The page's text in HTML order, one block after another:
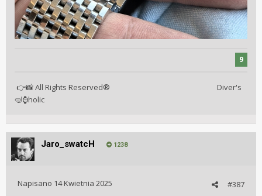
9
👉📸 All Rights Reserved® Diver's
🤿⌚holic
Jaro_swatcH 1238
#387
Napisano 14 Kwietnia 2025